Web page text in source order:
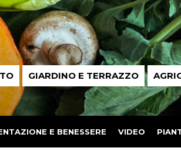
GIARDINO E TERRAZZO
E BENESSERE VIDEO